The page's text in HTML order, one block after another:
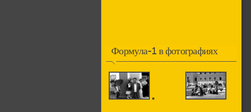
Формула-1 в фотографиях